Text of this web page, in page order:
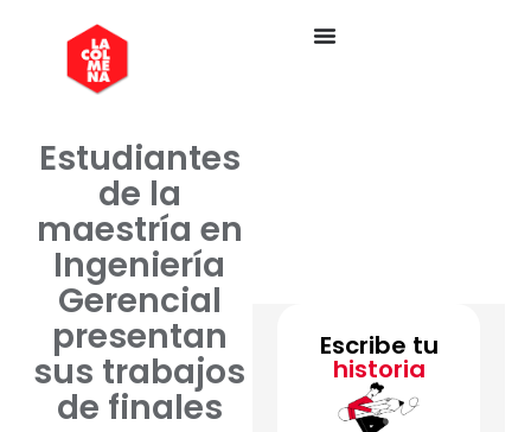
Estudiantes
de la
maestría en
Ingeniería
Gerencial
presentan
sus trabajos
de finales
Escribe tu
historia